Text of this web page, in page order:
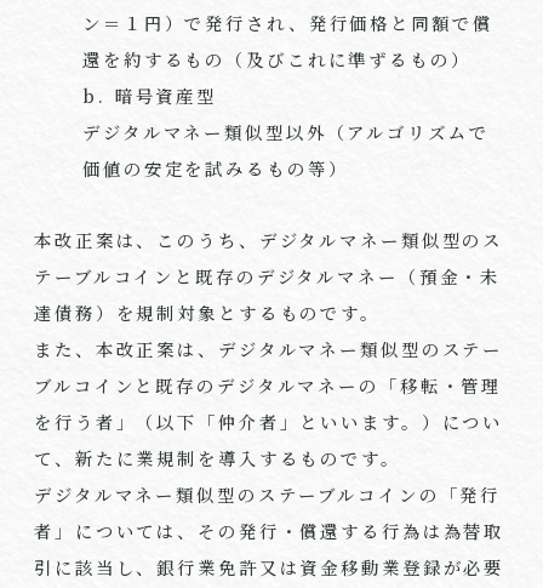
ン＝１円）で発行され、発行価格と同額で償
還を約するもの（及びこれに準ずるもの）
b. 暗号資産型
デジタルマネー類似型以外（アルゴリズムで
価値の安定を試みるもの等）
本改正案は、このうち、デジタルマネー類似型のス
テーブルコインと既存のデジタルマネー（預金・未
達債務）を規制対象とするものです。
また、本改正案は、デジタルマネー類似型のステー
ブルコインと既存のデジタルマネーの「移転・管理
を行う者」（以下「仲介者」といいます。）につい
て、新たに業規制を導入するものです。
デジタルマネー類似型のステーブルコインの「発行
者」については、その発行・償還する行為は為替取
引に該当し、銀行業免許又は資金移動業登録が必要